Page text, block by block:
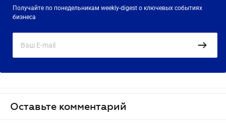
Получайте по понедельникам weekly-digest о ключевых событиях
бизнеса
Оставьте комментарий